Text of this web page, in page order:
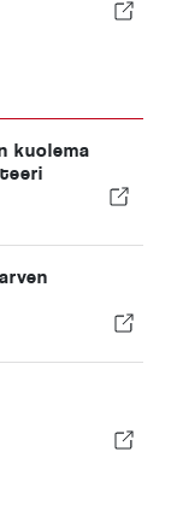
kuolema